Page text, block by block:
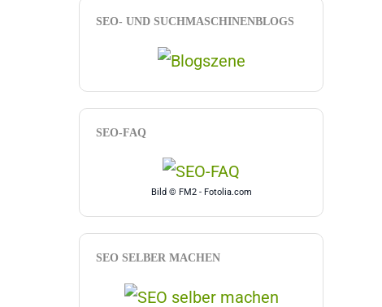
SEO- UND SUCHMASCHINENBLOGS
SEO-FAQ
Bild © FM2 - Fotolia.com
SEO SELBER MACHEN